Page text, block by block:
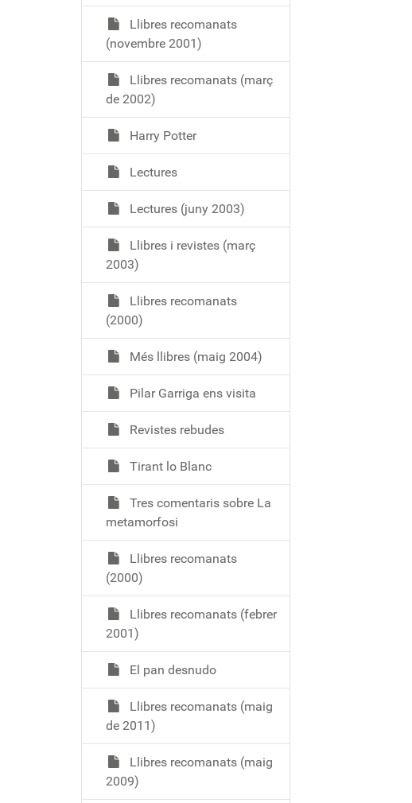
Llibres recomanats
(novembre 2001)
Llibres recomanats (març
de 2002)
Harry Potter
Lectures
Lectures (juny 2003)
Llibres i revistes (març
2003)
Llibres recomanats
(2000)
Més llibres (maig 2004)
Pilar Garriga ens visita
Revistes rebudes
Tirant lo Blanc
Tres comentaris sobre La
metamorfosi
Llibres recomanats
(2000)
Llibres recomanats (febrer
2001)
El pan desnudo
Llibres recomanats (maig
de 2011)
Llibres recomanats (maig
2009)